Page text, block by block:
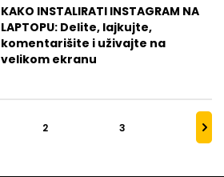
KAKO INSTALIRATI INSTAGRAM NA
LAPTOPU: Delite, lajkujte,
komentarišite i uživajte na
velikom ekranu
2 3